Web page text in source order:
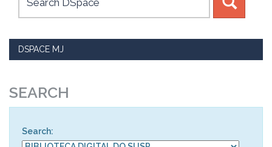
DSPACE MJ
SEARCH
Search: